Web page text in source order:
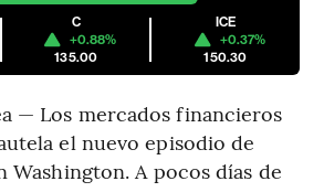
C
+0.88%
135.00
ICE
+0.37%
150.30
— Los mercados financieros
el nuevo episodio de
Washington. A pocos días de